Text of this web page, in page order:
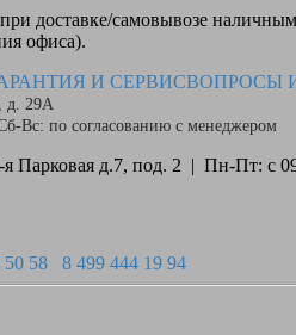
доставке/самовывозе
офиса).
И СЕРВИСВОПРОСЫ
д. 29А
Вс: по согласованию с менеджером
я Парковая д.7, под. 2 | Пн-Пт: с
50 58 8 499 444 19 94